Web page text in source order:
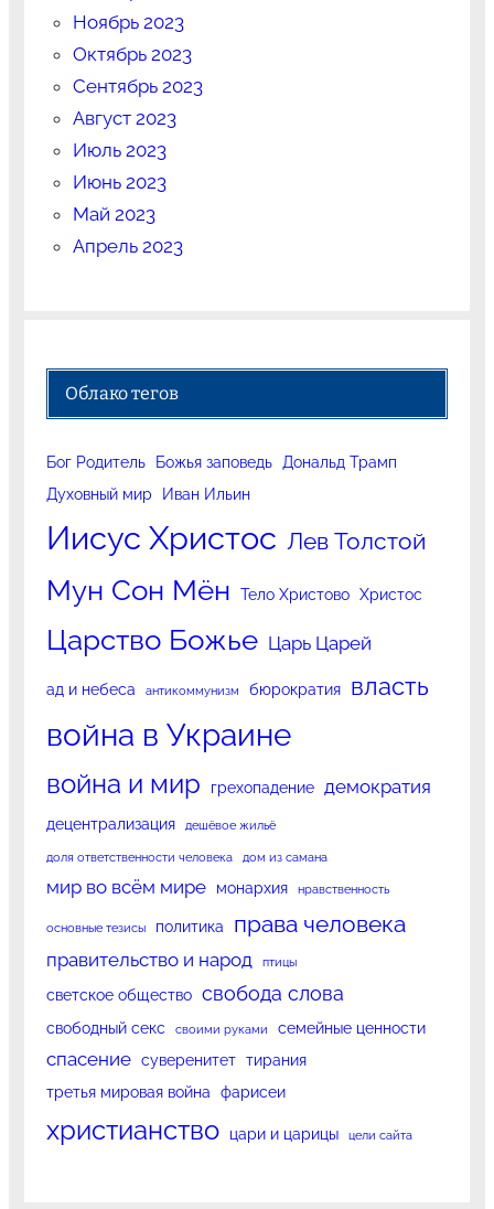
Ноябрь 2023
Октябрь 2023
Сентябрь 2023
Август 2023
Июль 2023
Июнь 2023
Май 2023
Апрель 2023
Облако тегов
Бог Родитель Божья заповедь
Дональд Трамп
Духовный мир
Иван Ильин
Иисус Христос Лев Толстой
Мун Сон Мён Тело Христово Христос
Царство Божье Царь Царей
ад и небеса антикоммунизм бюрократия власть
война в Украине
война и мир грехопадение демократия
децентрализация дешёвое жильё
доля ответственности человека дом из самана
мир во всём мире монархия нравственность
основные тезисы политика права человека
правительство и народ птицы
светское общество свобода слова
свободный секс своими руками семейные ценности
спасение суверенитет тирания
третья мировая война
фарисеи
христианство цари и царицы цели сайта